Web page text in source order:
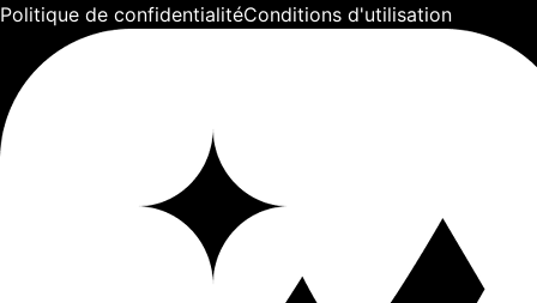
Politique de confidentialitéConditions d'utilisation